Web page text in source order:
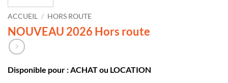
ACCUEIL / HORS ROUTE
NOUVEAU 2026 Hors route
Disponible pour : ACHAT ou LOCATION